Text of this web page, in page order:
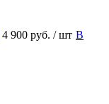
4 900 руб. / шт В